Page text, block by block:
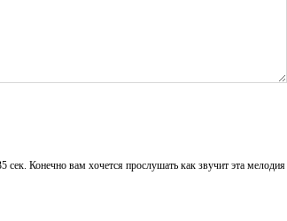
Конечно вам хочется прослушать как звучит эта мелодия